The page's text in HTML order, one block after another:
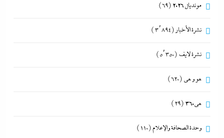
مونديال 2026 (69)
نشرة الأخبار (3٬894)
نشرة لايف (5٬350)
هو و هي (620)
هى360 (29)
وحدة الصحافة والإعلام(110)